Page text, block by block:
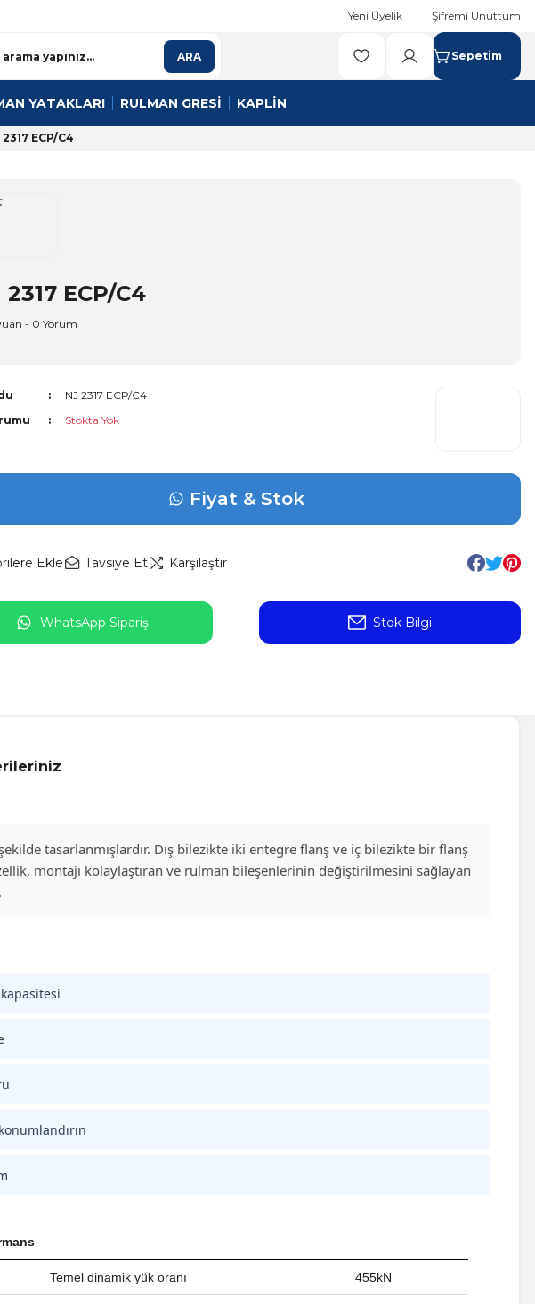
Yeni Üyelik Şifremi Unuttum
ARA Sepetim
YATAKLARI RULMAN GRESİ KAPLİN
2317 ECP/C4
2317 ECP/C4
- 0 Yorum
NJ 2317 ECP/C4
Stokta Yok
Fiyat & Stok
Tavsiye Et Karşılaştır
WhatsApp Sipariş Stok Bilgi
tasarlanmışlardır. Dış bilezikte iki entegre flanş ve iç bilezikte bir flanş
montajı kolaylaştıran ve rulman bileşenlerinin değiştirilmesini sağlayan
Temel dinamik yük oranı 455kN